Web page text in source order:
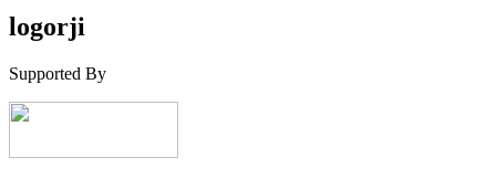
logorji
Supported By